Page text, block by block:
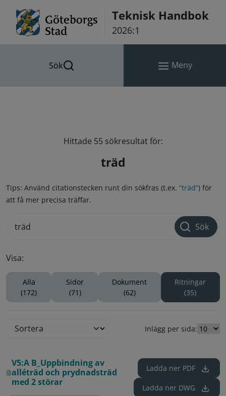
Teknisk Handbok
2026:1
Sök Meny
Hittade 55 sökresultat för:
träd
Tips: Använd citationstecken runt din sökfras (t.ex. “träd”) för
att få mer precisa träffar.
Sök
Visa:
Alla
(172)
Sidor
(71)
Dokument
(62)
Ritningar
(35)
Inlägg per sida:
V5:A B_Uppbindning av
alléträd och prydnadsträd
med 2 störar
Ladda ner PDF
Ladda ner DWG